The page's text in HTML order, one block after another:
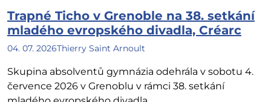
Trapné Ticho v Grenoble na 38. setkání
mladého evropského divadla, Créarc
04. 07. 2026Thierry Saint Arnoult
Skupina absolventů gymnázia odehrála v sobotu 4.
července 2026 v Grenoblu v rámci 38. setkání